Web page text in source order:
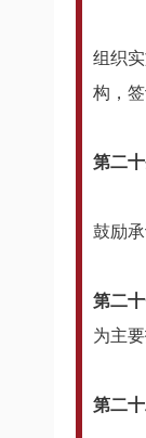
组织
构，
第二
鼓励
第二
为主
第二